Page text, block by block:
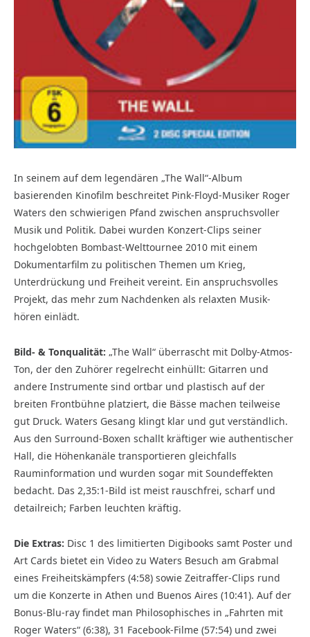
In seinem auf dem legendären „The Wall“-Album
basierenden Kinofilm beschreitet Pink-Floyd-Musiker Roger
Waters den schwierigen Pfand zwischen anspruchsvoller
Musik und Politik. Dabei wurden Konzert-Clips seiner
hochgelobten Bombast-Welttournee 2010 mit einem
Dokumentarfilm zu politischen Themen um Krieg,
Unterdrückung und Freiheit vereint. Ein anspruchsvolles
Projekt, das mehr zum Nachdenken als relaxten Musik-
hören einlädt.
Bild- & Tonqualität: „The Wall“ überrascht mit Dolby-Atmos-
Ton, der den Zuhörer regelrecht einhüllt: Gitarren und
andere Instrumente sind ortbar und plastisch auf der
breiten Frontbühne platziert, die Bässe machen teilweise
gut Druck. Waters Gesang klingt klar und gut verständlich.
Aus den Surround-Boxen schallt kräftiger wie authentischer
Hall, die Höhenkanäle transportieren gleichfalls
Rauminformation und wurden sogar mit Soundeffekten
bedacht. Das 2,35:1-Bild ist meist rauschfrei, scharf und
detailreich; Farben leuchten kräftig.
Die Extras: Disc 1 des limitierten Digibooks samt Poster und
Art Cards bietet ein Video zu Waters Besuch am Grabmal
eines Freiheitskämpfers (4:58) sowie Zeitraffer-Clips rund
um die Konzerte in Athen und Buenos Aires (10:41). Auf der
Bonus-Blu-ray findet man Philosophisches in „Fahrten mit
Roger Waters“ (6:38), 31 Facebook-Filme (57:54) und zwei